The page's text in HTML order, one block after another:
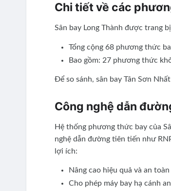
Chi tiết về các
Sân bay Long Thành được trang
Tổng cộng 68 phương thức
Bao gồm: 27 phương thức
Để so sánh, sân bay Tân Sơn
Công nghệ dẫn
Hệ thống phương thức bay của
nghệ dẫn đường tiên tiến như
lợi ích:
Nâng cao hiệu quả và an
Cho phép máy bay hạ cánh